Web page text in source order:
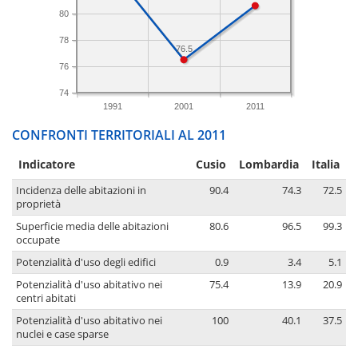
1991 2001 2011
74
76
78
80
76.5
CONFRONTI TERRITORIALI AL 2011
Indicatore Cusio Lombardia Italia
Incidenza delle abitazioni in
proprietà
90.4 74.3 72.5
Superficie media delle abitazioni
occupate
80.6 96.5 99.3
Potenzialità d'uso degli edifici 0.9 3.4
5.1
Potenzialità d'uso abitativo nei
centri abitati
75.4 13.9 20.9
Potenzialità d'uso abitativo nei
nuclei e case sparse
100 40.1 37.5